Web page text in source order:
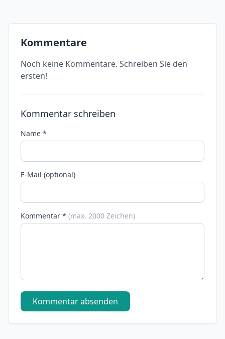
Kommentare
Noch keine Kommentare. Schreiben Sie den
ersten!
Kommentar schreiben
Name *
E-Mail (optional)
Kommentar * (max. 2000 Zeichen)
Kommentar absenden